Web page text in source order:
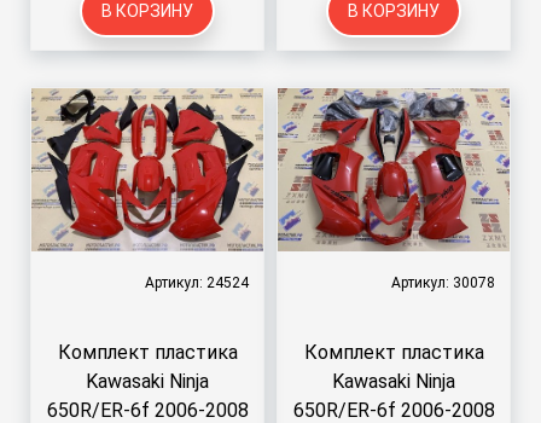
В КОРЗИНУ В КОРЗИНУ
Артикул: 24524
Комплект пластика
Kawasaki Ninja
650R/ER-6f 2006-2008
Артикул: 30078
Комплект пластика
Kawasaki Ninja
650R/ER-6f 2006-2008